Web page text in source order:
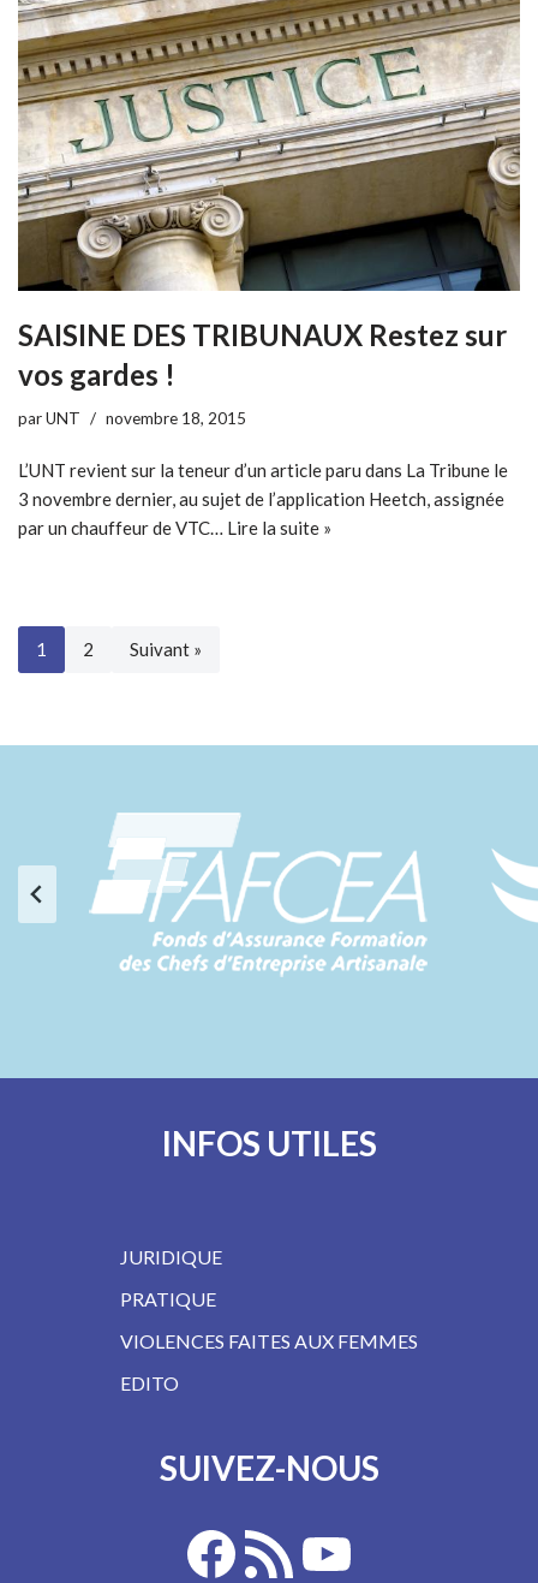
SAISINE DES TRIBUNAUX Restez sur
vos gardes !
parUNT novembre 18, 2015
L’UNT revient sur la teneur d’un article paru dans La Tribune le
3 novembre dernier, au sujet de l’application Heetch, assignée
par un chauffeur de VTC… Lire la suite »
1 2 Suivant »
INFOS UTILES
JURIDIQUE
PRATIQUE
VIOLENCES FAITES AUX FEMMES
EDITO
SUIVEZ-NOUS